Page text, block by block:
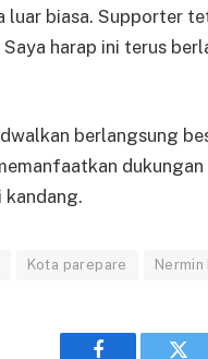
biasa. Supporter
harap ini terus
berlangsung
Kota parepare